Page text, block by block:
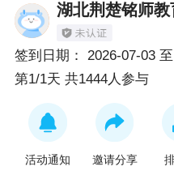
湖北荆楚铭师教
签到日期： 2026-07-03至
第1/1天 共1444人参与
活动通知 邀请分享